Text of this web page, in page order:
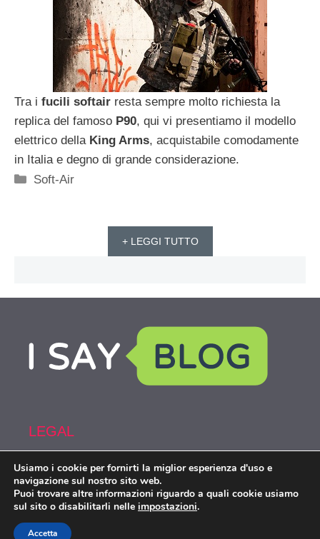
Tra i fucili softair resta sempre molto richiesta la
replica del famoso P90, qui vi presentiamo il modello
elettrico della King Arms, acquistabile comodamente
in Italia e degno di grande considerazione.
Categorie
Soft-Air
+ LEGGI TUTTO
LEGAL
Armi&Spy is part of the network IsayBlog!
Armiespy.com © 2026. All right reserverd.
Usiamo i cookie per fornirti la miglior esperienza d'uso e
navigazione sul nostro sito web.
Puoi trovare altre informazioni riguardo a quali cookie usiamo
sul sito o disabilitarli nelle impostazioni.
Accetta